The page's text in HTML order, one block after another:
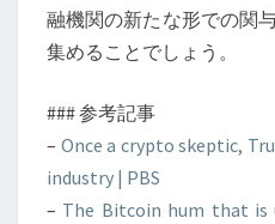
融機関の新たな形での関
集めることでしょう。
### 参考記事
– Once a crypto skeptic,
industry | PBS
– The Bitcoin hum that is